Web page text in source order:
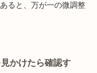
ると、万が一の微調整
かけたら確認す